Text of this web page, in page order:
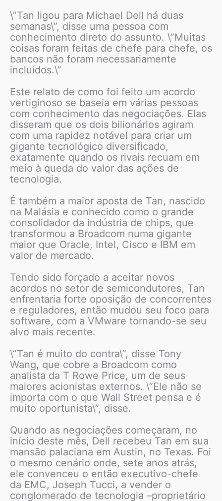
\”Tan ligou para Michael Dell há duas
semanas\”, disse uma pessoa com
conhecimento direto do assunto. \”Muitas
coisas foram feitas de chefe para chefe, os
bancos não foram necessariamente
incluídos.\”
Este relato de como foi feito um acordo
vertiginoso se baseia em várias pessoas
com conhecimento das negociações. Elas
disseram que os dois bilionários agiram
com uma rapidez notável para criar um
gigante tecnológico diversificado,
exatamente quando os rivais recuam em
meio à queda do valor das ações de
tecnologia.
É também a maior aposta de Tan, nascido
na Malásia e conhecido como o grande
consolidador da indústria de chips, que
transformou a Broadcom numa gigante
maior que Oracle, Intel, Cisco e IBM em
valor de mercado.
Tendo sido forçado a aceitar novos
acordos no setor de semicondutores, Tan
enfrentaria forte oposição de concorrentes
e reguladores, então mudou seu foco para
software, com a VMware tornando-se seu
alvo mais recente.
\”Tan é muito do contra\”, disse Tony
Wang, que cobre a Broadcom como
analista da T Rowe Price, um de seus
maiores acionistas externos. \”Ele não se
importa com o que Wall Street pensa e é
muito oportunista\”, disse.
Quando as negociações começaram, no
início deste mês, Dell recebeu Tan em sua
mansão palaciana em Austin, no Texas. Foi
o mesmo cenário onde, sete anos atrás,
ele convenceu o então executivo-chefe
da EMC, Joseph Tucci, a vender o
conglomerado de tecnologia –proprietário